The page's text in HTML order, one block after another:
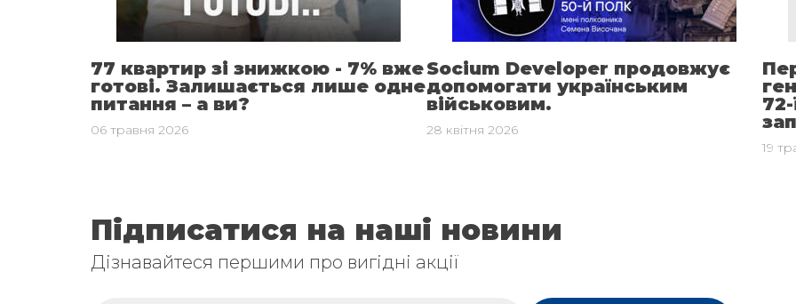
77 квартир зі знижкою - 7% вже
готові. Залишається лише одне
питання – а ви?
06 травня 2026
Socium Developer продовжує
допомогати українським
військовим.
28 квітня 2026
19
Підписатися на наші новини
Дізнавайтеся першими про вигідні акції